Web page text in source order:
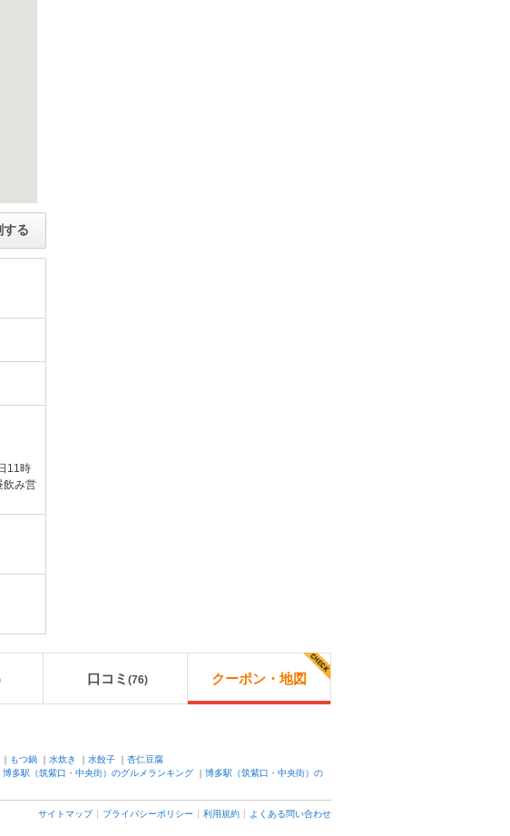
する
11時
飲み営
口コミ (76) クーポン・地図
｜ もつ鍋 ｜ 水炊き ｜ 水餃子 ｜ 杏仁豆腐
博多駅（筑紫口・中央街）のグルメランキング ｜ 博多駅（筑紫口・中央街）の
サイトマップ プライバシーポリシー 利用規約
よくある問い合わせ